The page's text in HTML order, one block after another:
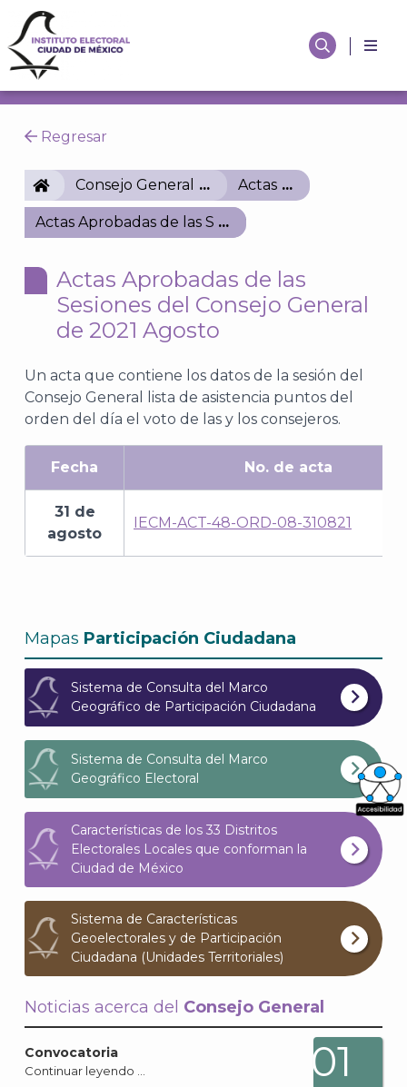
Regresar
IECMConsejo General Actas
Actas Aprobadas de las Sesiones del Consejo
Actas Aprobadas de las
Sesiones del Consejo General
de 2021 Agosto
Un acta que contiene los datos de la sesión del
Consejo General lista de asistencia puntos del
orden del día el voto de las y los consejeros.
Fecha No. de acta
31 de
agosto
IECM-ACT-48-ORD-08-310821
Mapas Participación Ciudadana
Sistema de Consulta del Marco
Geográfico de Participación Ciudadana
Sistema de Consulta del Marco
Geográfico Electoral
Características de los 33 Distritos
Electorales Locales que conforman la
Ciudad de México
Sistema de Características
Geoelectorales y de Participación
Ciudadana (Unidades Territoriales)
Noticias acerca del Consejo General
Convocatoria
Continuar leyendo … 01